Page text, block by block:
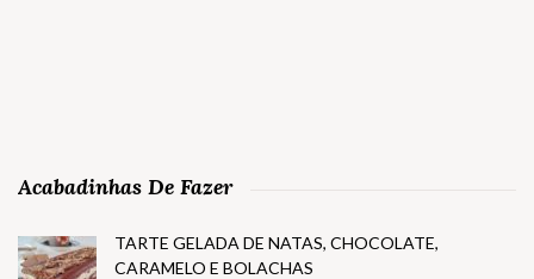
Acabadinhas De Fazer
TARTE GELADA DE NATAS, CHOCOLATE,
CARAMELO E BOLACHAS